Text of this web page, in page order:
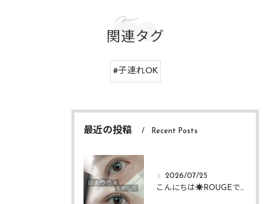
関連タグ
#子連れOK
最近の投稿 Recent Posts
2026/07/25
こんにちは☀️ROUGEですᴗ ᴗ͈